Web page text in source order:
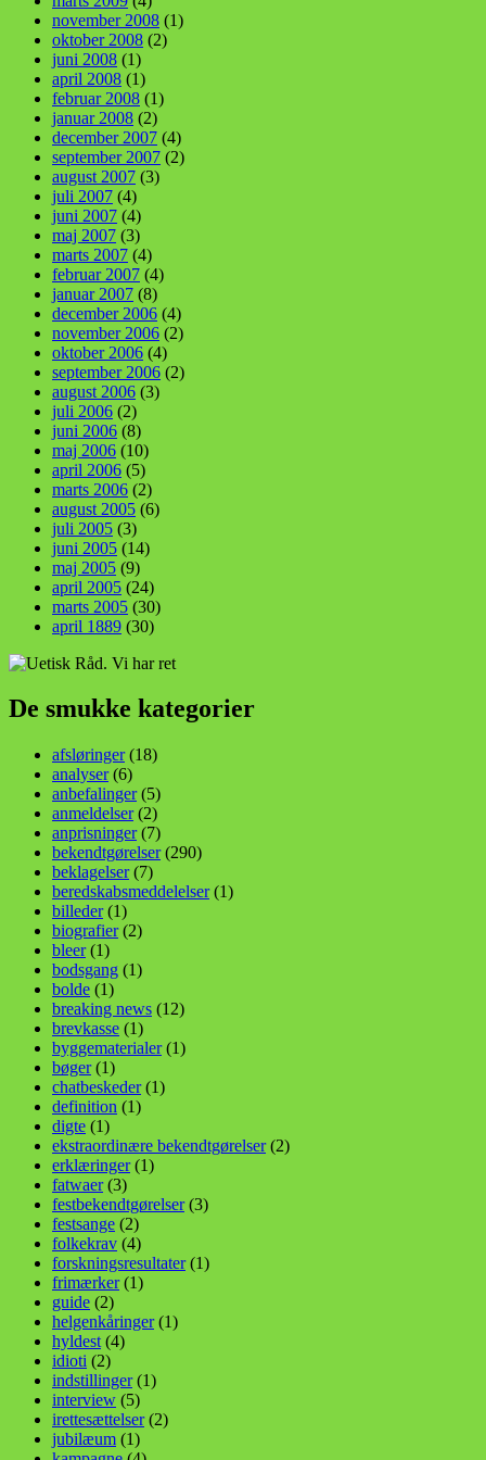
november 2008 (1)
oktober 2008 (2)
juni 2008 (1)
april 2008 (1)
februar 2008 (1)
januar 2008 (2)
december 2007 (4)
september 2007 (2)
august 2007 (3)
juli 2007 (4)
juni 2007 (4)
maj 2007 (3)
marts 2007 (4)
februar 2007 (4)
januar 2007 (8)
december 2006 (4)
november 2006 (2)
oktober 2006 (4)
september 2006 (2)
august 2006 (3)
juli 2006 (2)
juni 2006 (8)
maj 2006 (10)
april 2006 (5)
marts 2006 (2)
august 2005 (6)
juli 2005 (3)
juni 2005 (14)
maj 2005 (9)
april 2005 (24)
marts 2005 (30)
april 1889 (30)
De smukke kategorier
afsløringer(18)
analyser(6)
anbefalinger(5)
anmeldelser(2)
anprisninger(7)
bekendtgørelser(290)
beklagelser(7)
beredskabsmeddelelser(1)
billeder(1)
biografier(2)
bleer(1)
bodsgang (1)
bolde (1)
breaking news (12)
brevkasse (1)
byggematerialer(1)
bøger(1)
chatbeskeder(1)
definition (1)
digte (1)
ekstraordinære bekendtgørelser(2)
erklæringer(1)
fatwaer(3)
festbekendtgørelser(3)
festsange (2)
folkekrav (4)
forskningsresultater(1)
frimærker(1)
guide (2)
helgenkåringer(1)
hyldest (4)
idioti (2)
indstillinger(1)
interview (5)
irettesættelser(2)
jubilæum (1)